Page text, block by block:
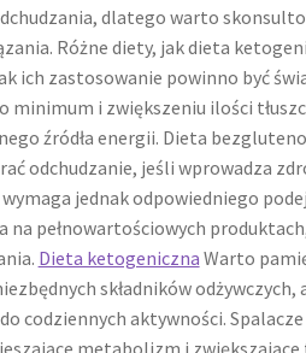
dlatego warto
Różne diety, jak dieta
ich zastosowanie powinno być
i zwiększeniu ilości
źródła energii. Dieta
odchudzanie, jeśli wprowadza
jednak odpowiedniego
na pełnowartościowych
Dieta ketogeniczna Warto
składników odżywczych,
codziennych aktywności. Spalacze
metabolizm i